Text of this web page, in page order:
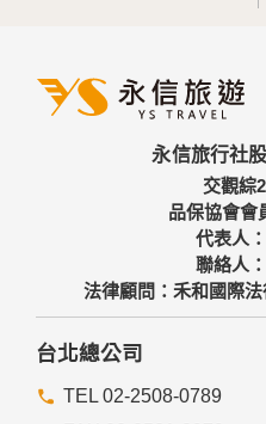
永信旅行社
交觀綜
品保協會會
代表人
聯絡人
法律顧問：禾和國際
台北總公司
TEL 02-2508-0789